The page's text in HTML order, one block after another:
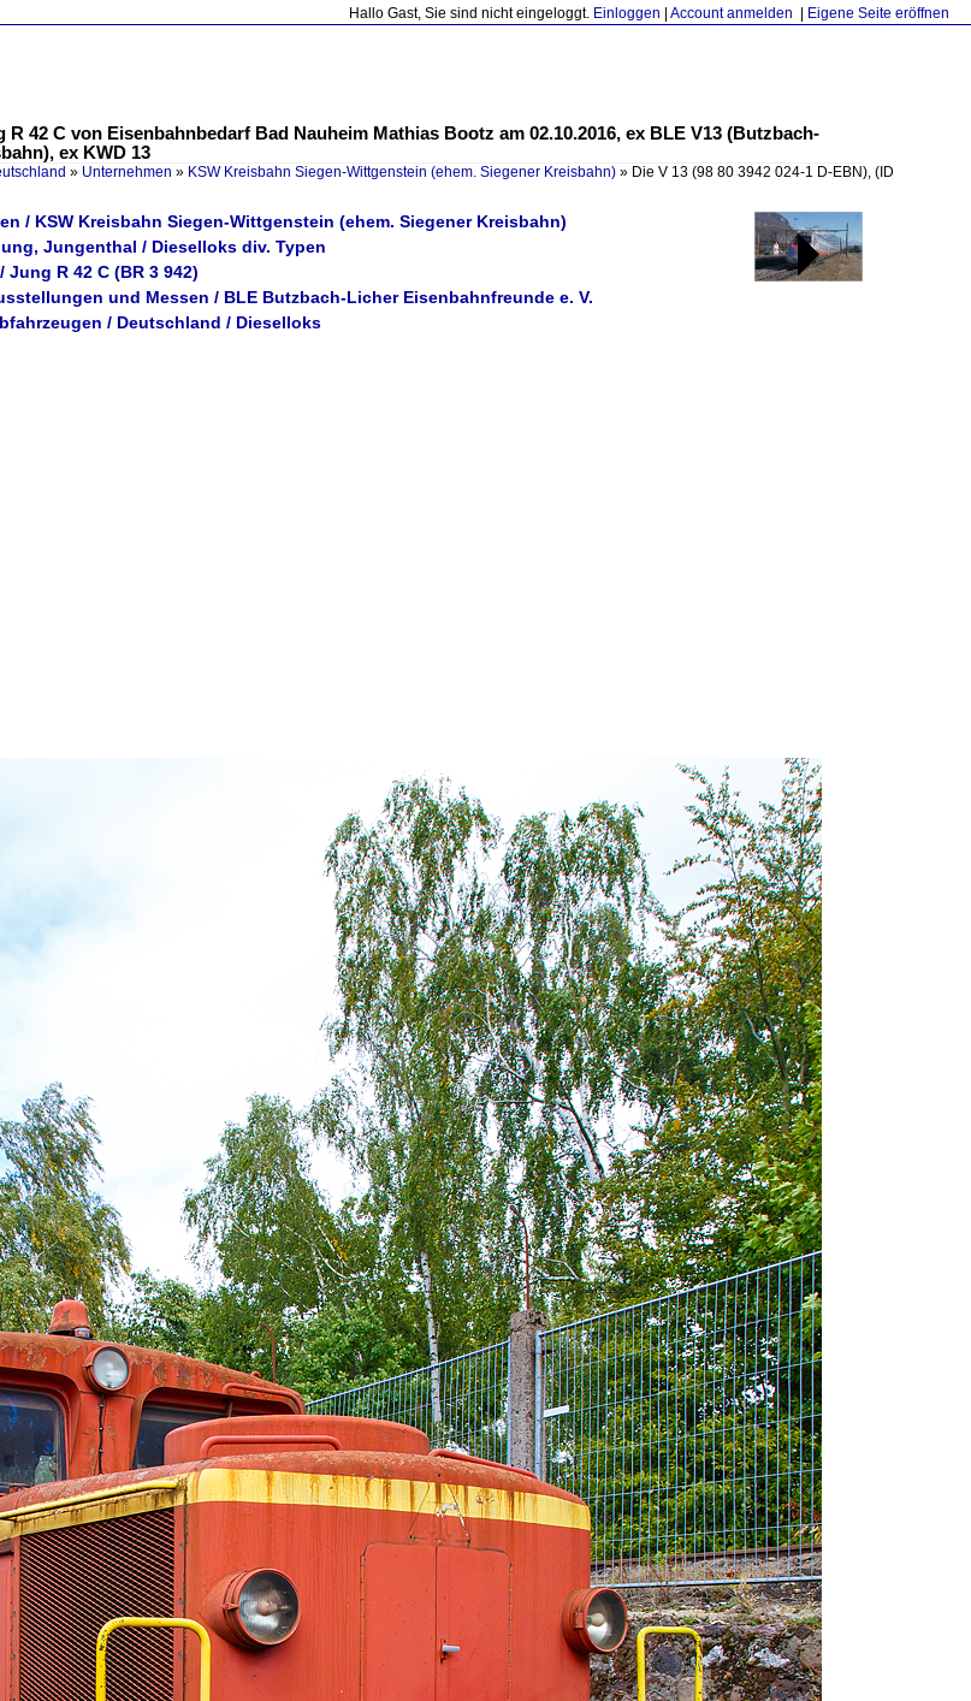
Hallo Gast, Sie sind nicht eingeloggt. Einloggen Account anmelden Eigene Seite eröffnen
R 42 C von Eisenbahnbedarf Bad Nauheim Mathias Bootz am 02.10.2016, ex BLE V13 (Butzbach-
ex KWD 13
» Unternehmen » KSW Kreisbahn Siegen-Wittgenstein (ehem. Siegener Kreisbahn) » Die V 13 (98 80 3942 024-1 D-EBN), (ID
/ KSW Kreisbahn Siegen-Wittgenstein (ehem. Siegener Kreisbahn)
Jungenthal / Dieselloks div. Typen
R 42 C (BR 3 942)
und Messen / BLE Butzbach-Licher Eisenbahnfreunde e. V.
/ Deutschland / Dieselloks